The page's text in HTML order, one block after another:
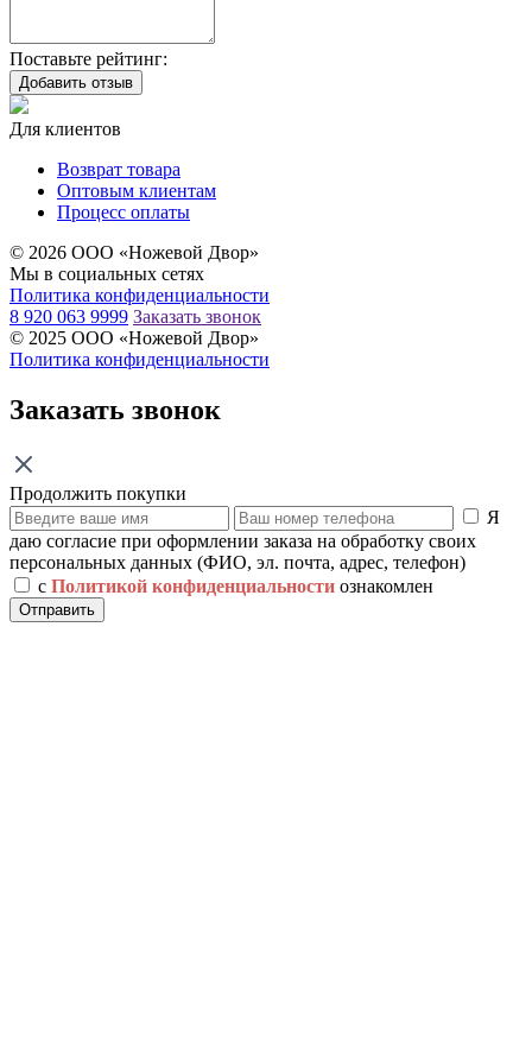
Поставьте рейтинг:
Добавить отзыв
Для клиентов
Возврат товара
Оптовым клиентам
Процесс оплаты
© 2026 ООО «Ножевой Двор»
Мы в социальных сетях
Политика конфиденциальности
8 920 063 9999 Заказать звонок
© 2025 ООО «Ножевой Двор»
Политика конфиденциальности
Заказать звонок
Продолжить покупки
Я
даю согласие при оформлении заказа на обработку своих
персональных данных (ФИО, эл. почта, адрес, телефон)
с Политикой конфиденциальности ознакомлен